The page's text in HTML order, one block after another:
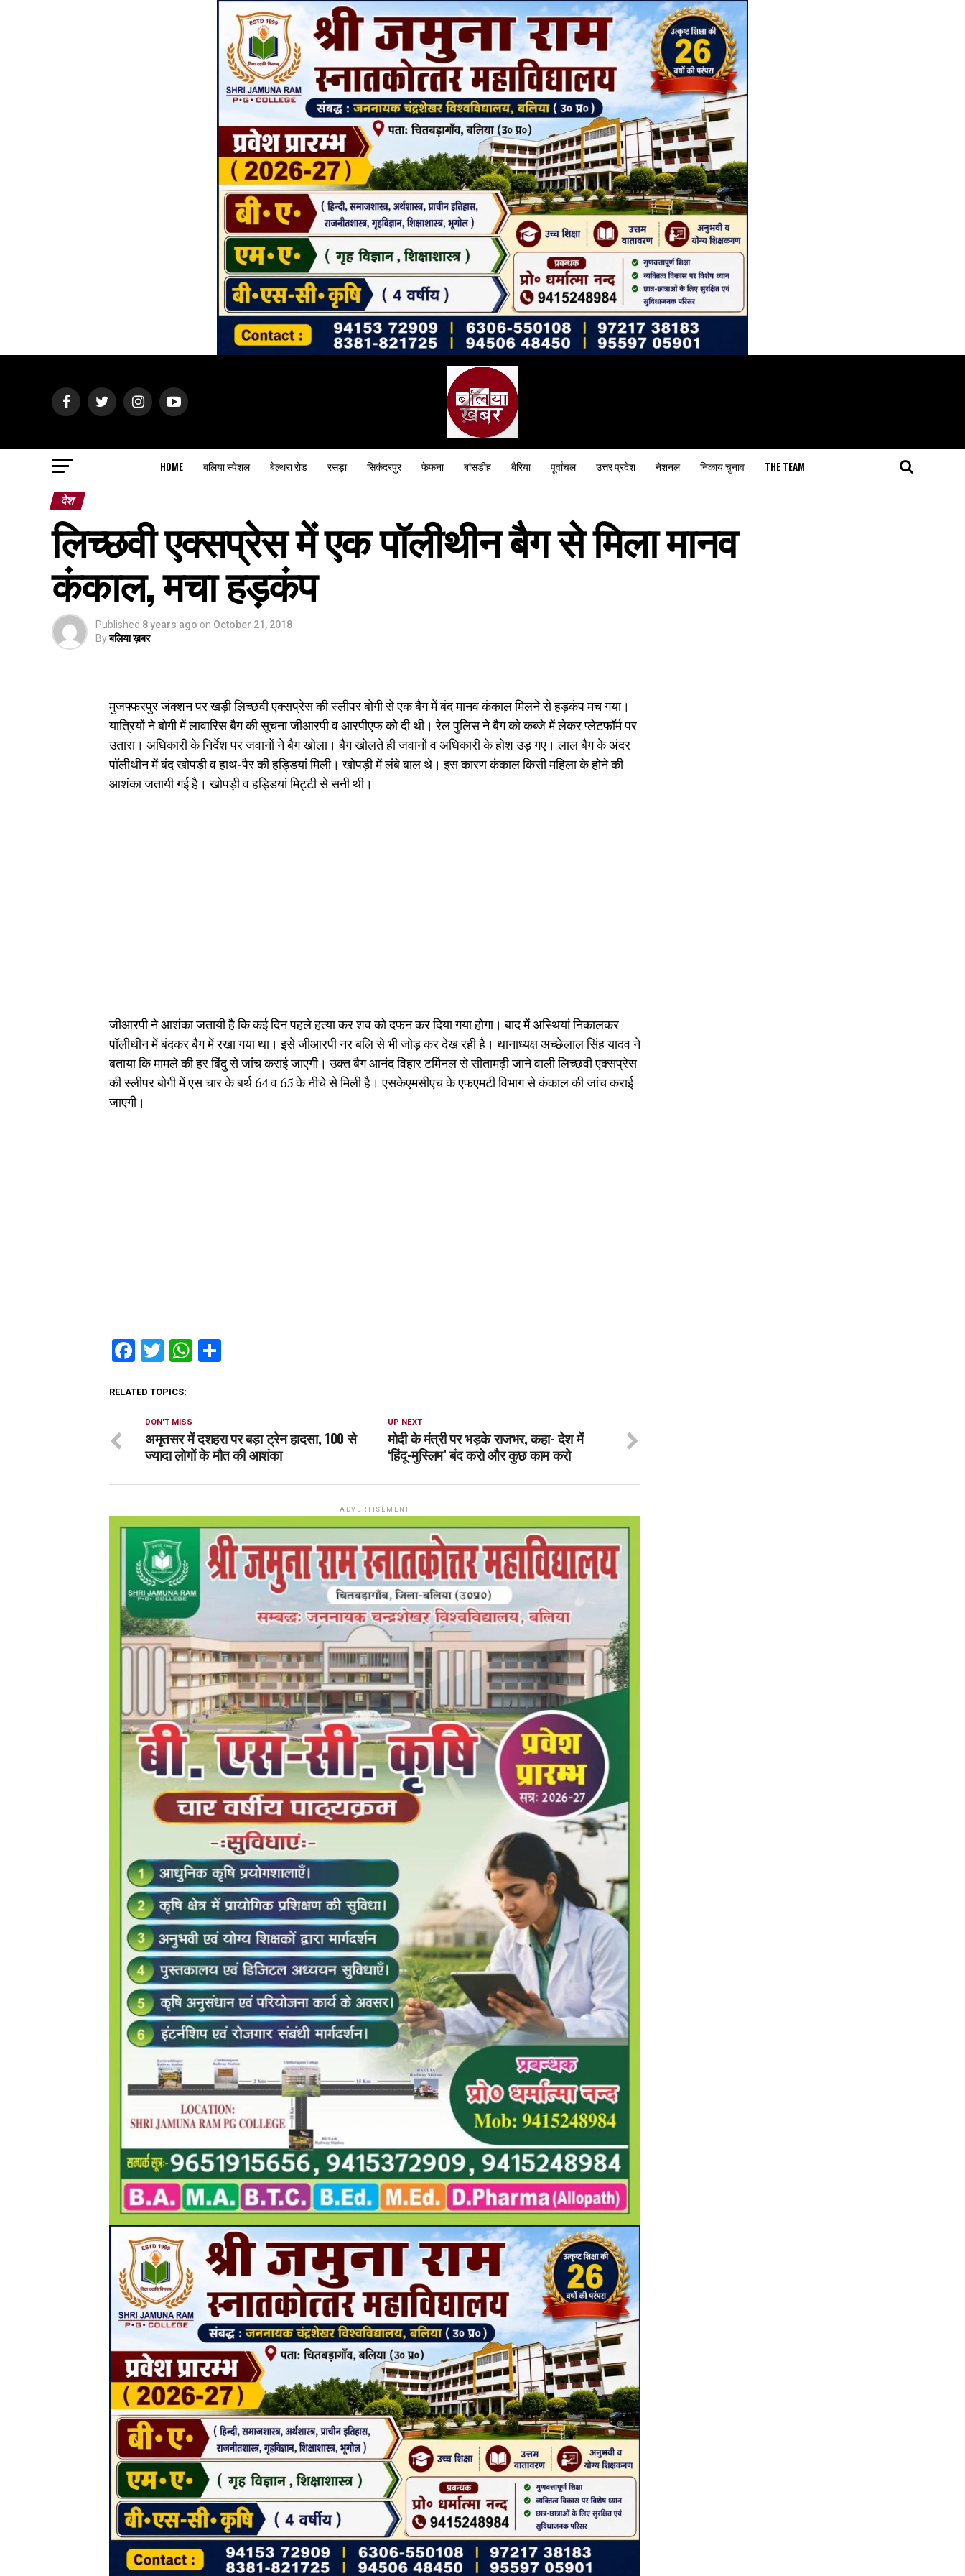
HOME बलिया स्पेशल बेल्थरा रोड रसड़ा सिकंदरपुर फेफना बांसडीह बैरिया पूर्वांचल उत्तर प्रदेश नेशनल निकाय चुनाव THE TEAM
देश
लिच्छवी एक्सप्रेस में एक पॉलीथीन बैग से मिला मानव
कंकाल, मचा हड़कंप
Published 8 years ago on October 21, 2018
Byबलिया ख़बर
मुजफ्फरपुर जंक्शन पर खड़ी लिच्छवी एक्सप्रेस की स्लीपर बोगी से एक बैग में बंद मानव कंकाल मिलने से हड़कंप मच गया।
यात्रियों ने बोगी में लावारिस बैग की सूचना जीआरपी व आरपीएफ को दी थी। रेल पुलिस ने बैग को कब्जे में लेकर प्लेटफॉर्म पर
उतारा। अधिकारी के निर्देश पर जवानों ने बैग खोला। बैग खोलते ही जवानों व अधिकारी के होश उड़ गए। लाल बैग के अंदर
पॉलीथीन में बंद खोपड़ी व हाथ-पैर की हड्डियां मिली। खोपड़ी में लंबे बाल थे। इस कारण कंकाल किसी महिला के होने की
आशंका जतायी गई है। खोपड़ी व हड्डियां मिट्टी से सनी थी।
जीआरपी ने आशंका जतायी है कि कई दिन पहले हत्या कर शव को दफन कर दिया गया होगा। बाद में अस्थियां निकालकर
पॉलीथीन में बंदकर बैग में रखा गया था। इसे जीआरपी नर बलि से भी जोड़ कर देख रही है। थानाध्यक्ष अच्छेलाल सिंह यादव ने
बताया कि मामले की हर बिंदु से जांच कराई जाएगी। उक्त बैग आनंद विहार टर्मिनल से सीतामढ़ी जाने वाली लिच्छवी एक्सप्रेस
की स्लीपर बोगी में एस चार के बर्थ 64 व 65 के नीचे से मिली है। एसकेएमसीएच के एफएमटी विभाग से कंकाल की जांच कराई
जाएगी।
Facebook
TwitterWhatsApp
RELATED TOPICS:
UP NEXT
मोदी के मंत्री पर भड़के राजभर, कहा- देश में
‘हिंदू-मुस्लिम’ बंद करो और कुछ काम करो
DON'T MISS
अमृतसर में दशहरा पर बड़ा ट्रेन हादसा, 100 से
ज्यादा लोगों के मौत की आशंका
ADVERTISEMENT